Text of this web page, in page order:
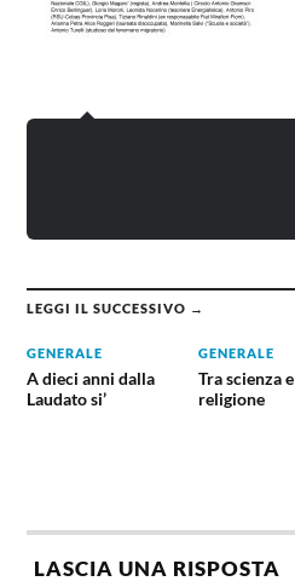
LEGGI IL SUCCESSIVO →
GENERALE
A dieci anni dalla
Laudato si’
GENERALE
Tra scienza e
religione
LASCIA UNA RISPOSTA